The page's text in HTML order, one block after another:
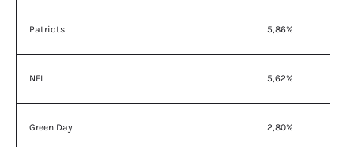
Patriots 5,86%
NFL 5,62%
Green Day 2,80%